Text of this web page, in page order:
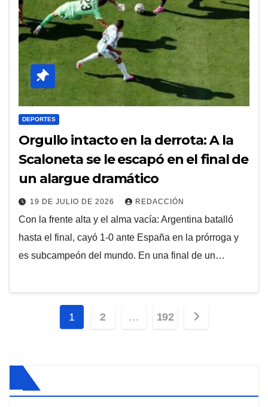
DEPORTES
Orgullo intacto en la derrota: A la
Scaloneta se le escapó en el final de
un alargue dramático
19 DE JULIO DE 2026 REDACCIÓN
Con la frente alta y el alma vacía: Argentina batalló
hasta el final, cayó 1-0 ante España en la prórroga y
es subcampeón del mundo. En una final de un…
Paginación
1 2 … 192